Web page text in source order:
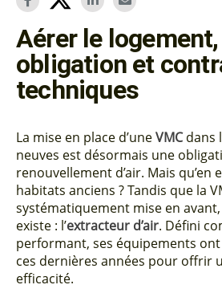
Aérer le
obligation et
techniques
La mise en place d’uneVMCdans
neuves est désormais une
renouvellement d’air. Mais qu’en
habitats anciens ? Tandis que la
systématiquement mise en
existe : l’extracteur d’air. Défini
performant, ses équipements
ces dernières années pour offrir
efficacité.